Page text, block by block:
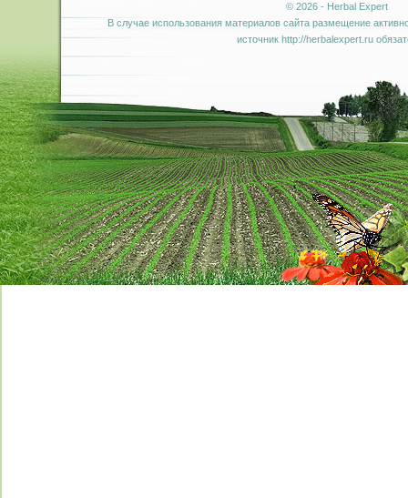
© 2026 - Herbal Expert
В случае использования материалов сайта размещение
источник http://herbalexpert.ru